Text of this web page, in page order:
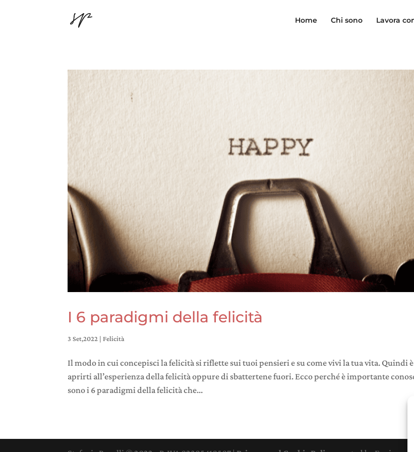
Home Chi sono Lavora
I 6 paradigmi della felicità
3 Set,2022 |Felicità
Il modo in cui concepisci la felicità si riflette sui tuoi pensieri e su come vivi la tua vita. Quindi
aprirti all’esperienza della felicità oppure di sbattertene fuori. Ecco perché è importante
sono i 6 paradigmi della felicità che...